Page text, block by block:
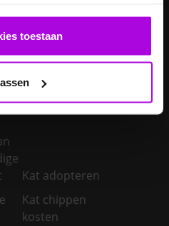
toestaan
Kanker bij honden
Kat adopteren
Kat chippen
kosten